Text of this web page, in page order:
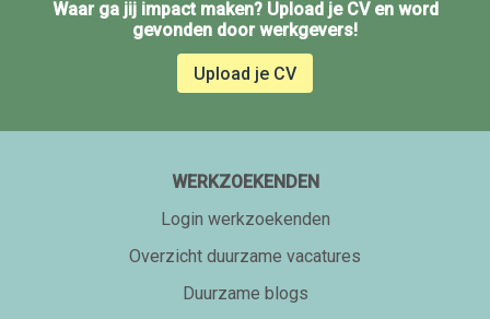
Waar ga jij impact maken? Upload je CV en word
gevonden door werkgevers!
Upload je CV
WERKZOEKENDEN
Login werkzoekenden
Overzicht duurzame vacatures
Duurzame blogs